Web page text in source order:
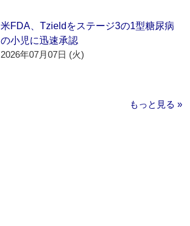
米FDA、Tzieldをステージ3の1型糖尿病
の小児に迅速承認
2026年07月07日 (火)
もっと見る »